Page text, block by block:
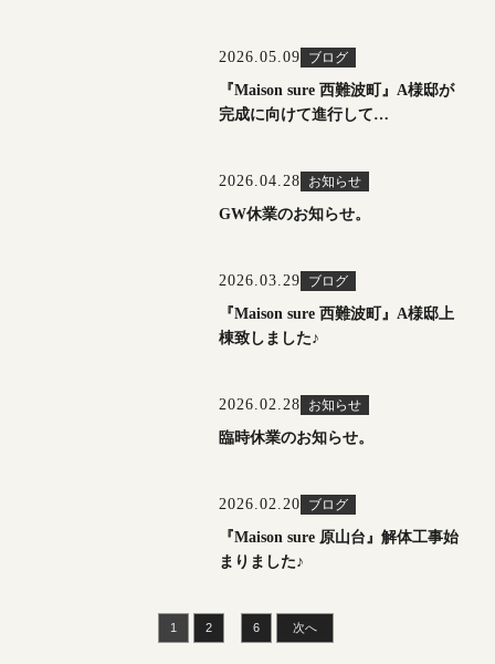
2026.05.09 ブログ
『Maison sure 西難波町』A様邸が
完成に向けて進行して…
2026.04.28 お知らせ
GW休業のお知らせ。
2026.03.29 ブログ
『Maison sure 西難波町』A様邸上
棟致しました♪
2026.02.28 お知らせ
臨時休業のお知らせ。
2026.02.20 ブログ
『Maison sure 原山台』解体工事始
まりました♪
1 2 6 次へ